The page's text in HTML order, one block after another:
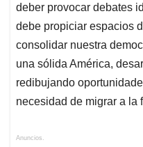
deber provocar debates
debe propiciar espacios
consolidar nuestra
una sólida América,
redibujando
necesidad de migrar a la
Anuncios.